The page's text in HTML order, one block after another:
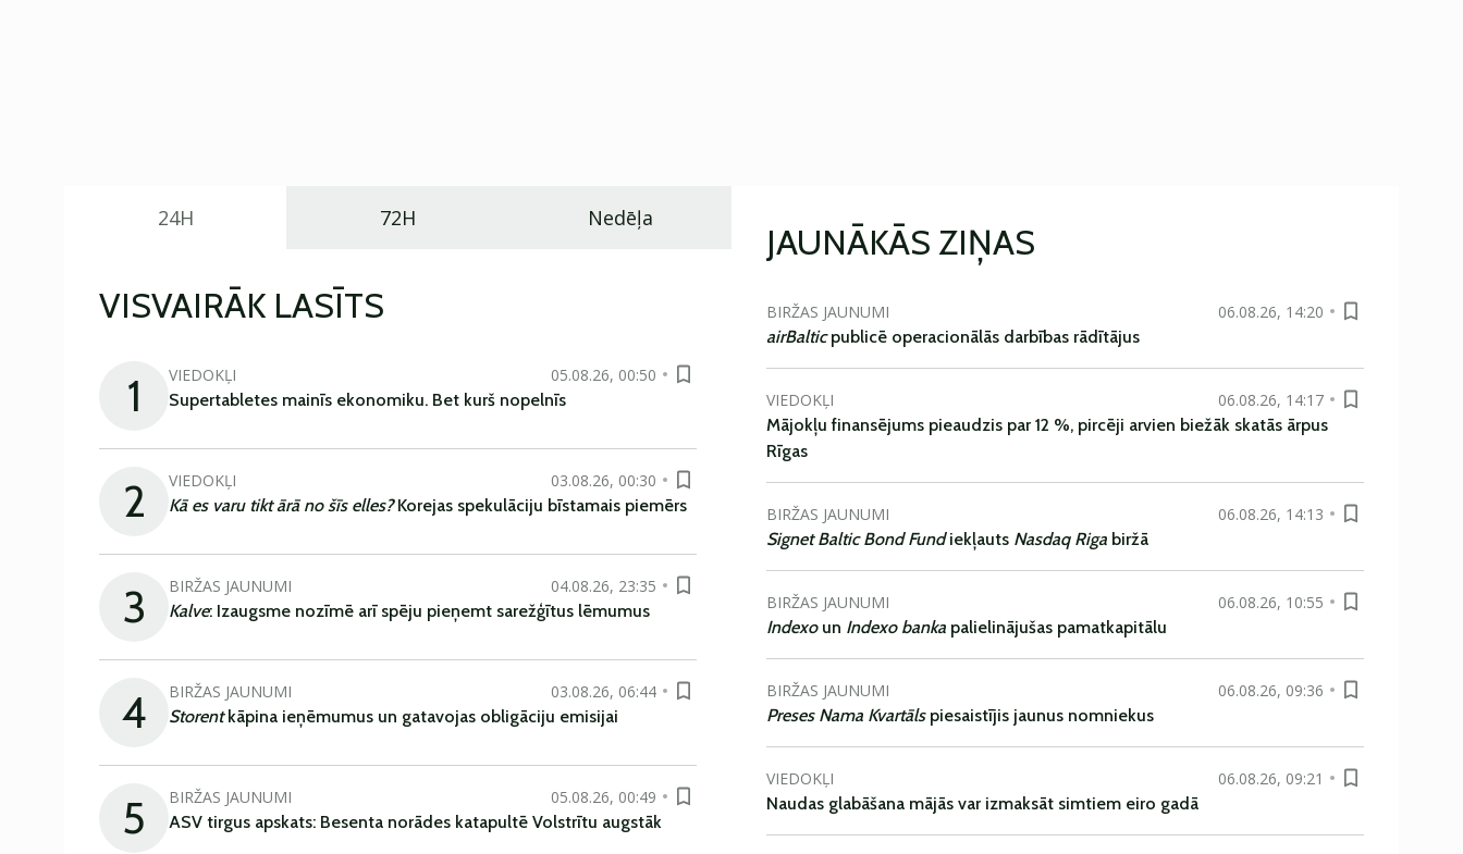
24H 72H Nedēļa
VISVAIRĀK LASĪTS
1 VIEDOKĻI
05.08.26, 00:50
Supertabletes mainīs ekonomiku. Bet kurš nopelnīs
2 VIEDOKĻI
03.08.26, 00:30
Kā es varu tikt ārā no šīs elles?Korejas spekulāciju bīstamais piemērs
3 BIRŽAS JAUNUMI
04.08.26, 23:35
Kalve: Izaugsme nozīmē arī spēju pieņemt sarežģītus lēmumus
4 BIRŽAS JAUNUMI
03.08.26, 06:44
Storentkāpina ieņēmumus un gatavojas obligāciju emisijai
5 BIRŽAS JAUNUMI
05.08.26, 00:49
ASV tirgus apskats: Besenta norādes katapultē Volstrītu augstāk
JAUNĀKĀS ZIŅAS
BIRŽAS JAUNUMI
06.08.26, 14:20
airBalticpublicē operacionālās darbības rādītājus
VIEDOKĻI
06.08.26, 14:17
Mājokļu finansējums pieaudzis par 12 %, pircēji arvien biežāk skatās ārpus
Rīgas
BIRŽAS JAUNUMI
06.08.26, 14:13
Signet Baltic Bond Fundiekļauts Nasdaq Riga biržā
BIRŽAS JAUNUMI
06.08.26, 10:55
Indexoun Indexo banka palielinājušas pamatkapitālu
BIRŽAS JAUNUMI
06.08.26, 09:36
Preses Nama Kvartāls piesaistījis jaunus nomniekus
VIEDOKĻI
06.08.26, 09:21
Naudas glabāšana mājās var izmaksāt simtiem eiro gadā